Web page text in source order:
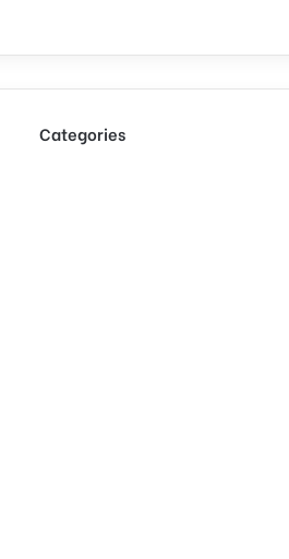
Categories